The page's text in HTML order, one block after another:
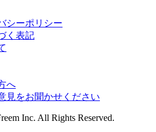
シーポリシー
く表記
へ
見をお聞かせください
Inc. All Rights Reserved.